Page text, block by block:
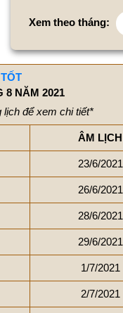
Xem theo tháng:
8 NĂM 2021
để xem chi tiết*
ÂM LỊCH
23/6/2021
26/6/2021
28/6/2021
29/6/2021
1/7/2021
2/7/2021